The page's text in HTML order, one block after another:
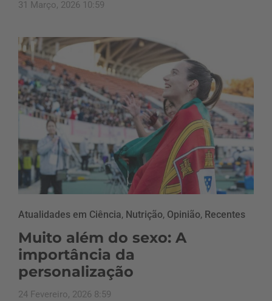
31 Março, 2026 10:59
Atualidades em Ciência, Nutrição, Opinião, Recentes
Muito além do sexo: A
importância da
personalização
24 Fevereiro, 2026 8:59